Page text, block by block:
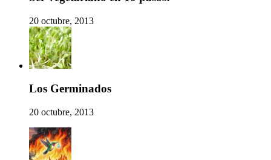
20 octubre, 2013
Los Germinados
20 octubre, 2013